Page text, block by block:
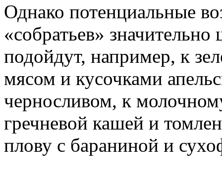
Однако потенциальные
«собратьев»
подойдут, например, к
мясом и кусочками
черносливом, к
гречневой кашей и
плову с бараниной и